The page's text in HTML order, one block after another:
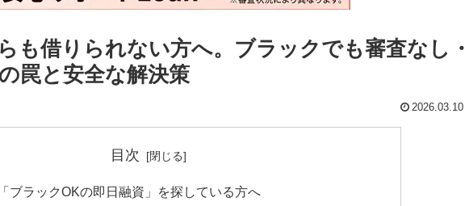
も借りられない方へ。ブラックでも審査なし・
罠と安全な解決策
2026.03.10
目次
ブラックOKの即日融資」を探している方へ